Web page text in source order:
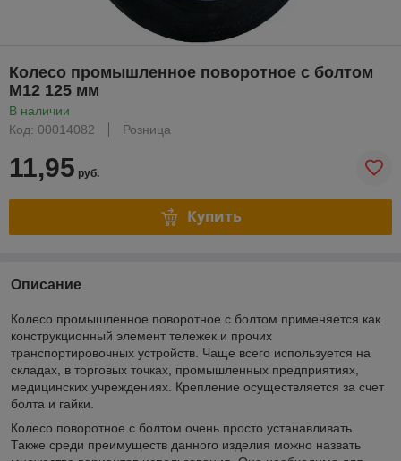
Колесо промышленное поворотное с болтом
М12 125 мм
В наличии
Код: 00014082
Розница
11,95 руб.
Купить
Описание
Колесо промышленное поворотное с болтом применяется как
конструкционный элемент тележек и прочих
транспортировочных устройств. Чаще всего используется на
складах, в торговых точках, промышленных предприятиях,
медицинских учреждениях. Крепление осуществляется за счет
болта и гайки.
Колесо поворотное с болтом очень просто устанавливать.
Также среди преимуществ данного изделия можно назвать